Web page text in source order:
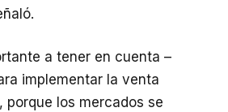
a tener en cuenta –
implementar la venta
porque los mercados se